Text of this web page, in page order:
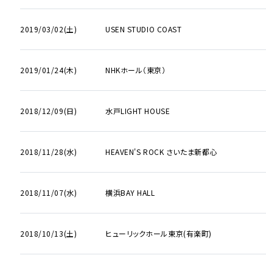
2019/03/02(土) USEN STUDIO COAST
2019/01/24(木) NHKホール（東京）
2018/12/09(日) 水戸LIGHT HOUSE
2018/11/28(水) HEAVEN'S ROCK さいたま新都心
2018/11/07(水) 横浜BAY HALL
2018/10/13(土) ヒューリックホール東京(有楽町)